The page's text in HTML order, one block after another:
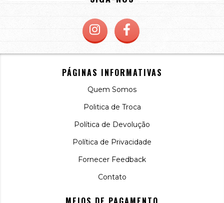
PÁGINAS INFORMATIVAS
Quem Somos
Politica de Troca
Política de Devolução
Política de Privacidade
Fornecer Feedback
Contato